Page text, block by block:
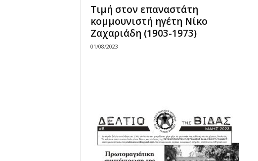
Τιμή στον επαναστάτη
κομμουνιστή ηγέτη Νίκο
Ζαχαριάδη (1903-1973)
01/08/2023